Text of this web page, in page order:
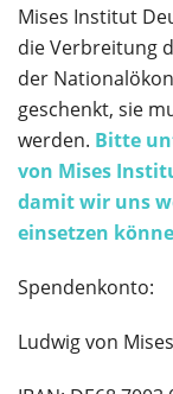
Mises Institut
die Verbreitung
der
geschenkt, sie
werden. Bitte
von Mises
damit wir uns
einsetzen
Spendenkonto:
Ludwig von